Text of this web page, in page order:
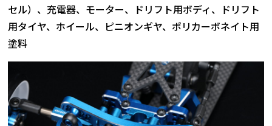
セル）、充電器、モーター、ドリフト用ボディ、ドリフト
用タイヤ、ホイール、ピニオンギヤ、ポリカーボネイト用
塗料